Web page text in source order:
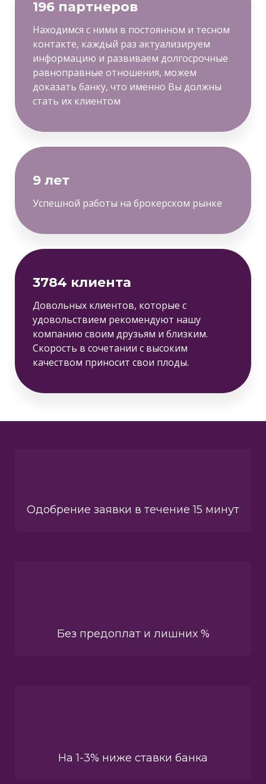
196 партнеров
Находимся с ними в постоянном и тесном
контакте, каждый раз актуализируем
информацию и развиваем долгосрочные
равноправные отношения, можем
доказать банку, что именно Вы должны
стать их клиентом
9 лет
Успешной работы на брокерском рынке
3784 клиента
Довольных клиентов, которые с
удовольствием рекомендуют нашу
компанию своим друзьям и близким.
Скорость в сочетании с высоким
качеством приносит свои плоды.
Одобрение заявки в течение 15 минут
Без предоплат и лишних %
На 1-3% ниже ставки банка